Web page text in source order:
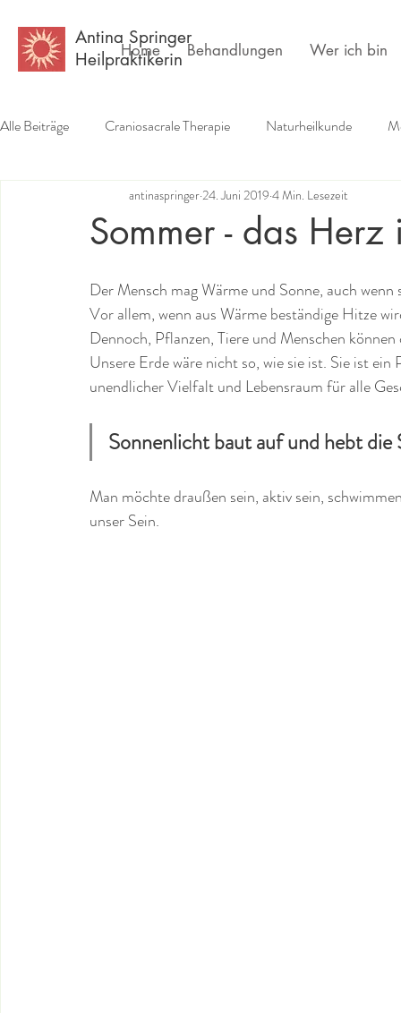
Antina Springer
Heilpraktikerin
Home Behandlungen Wer ich bin
Alle Beiträge Craniosacrale Therapie Naturheilkunde
Erfahrungsberichte Buchempfehlungen Psychlogie
Sommer - das Herz
antinaspringer 24. Juni 2019 4 Min. Lesezeit
Der Mensch mag Wärme und Sonne, auch
Vor allem, wenn aus Wärme beständige Hitze
Dennoch, Pflanzen, Tiere und Menschen
Unsere Erde wäre nicht so, wie sie ist. Sie ist
unendlicher Vielfalt und Lebensraum für alle
Sonnenlicht baut auf und hebt die
Man möchte draußen sein, aktiv sein,
unser Sein.